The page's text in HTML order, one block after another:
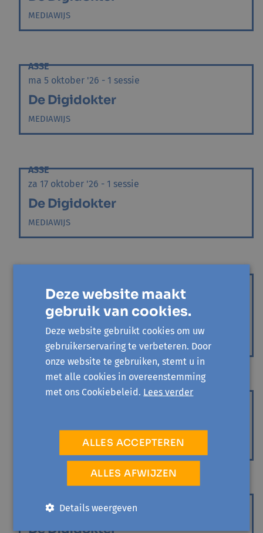
MEDIAWIJS
ASSE
ma 5 oktober '26 - 1 sessie
De Digidokter
MEDIAWIJS
ASSE
za 17 oktober '26 - 1 sessie
De Digidokter
MEDIAWIJS
do 19 november '26 - 1 sessie
Klik en doe: Je digitale
brievenbus
MEDIAWIJS
ASSE
ma 7 december '26 - 1 sessie
De Digidokter
Deze website maakt
gebruik van cookies.
Deze website gebruikt cookies om uw
gebruikerservaring te verbeteren. Door
onze website te gebruiken, stemt u in
met alle cookies in overeenstemming
met ons Cookiebeleid. Lees verder
ALLES ACCEPTEREN
ALLES AFWIJZEN
Details weergeven